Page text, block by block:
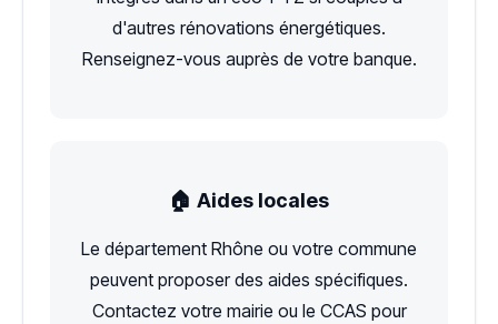
d'autres rénovations énergétiques.
Renseignez-vous auprès de votre banque.
🏠 Aides locales
Le département Rhône ou votre commune
peuvent proposer des aides spécifiques.
Contactez votre mairie ou le CCAS pour